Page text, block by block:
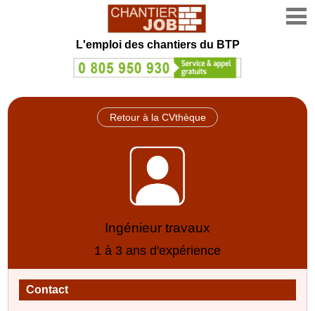
L'emploi des chantiers du BTP
Retour à la CVthèque
Ingénieur travaux
1 à 3 ans d'expérience
Contact